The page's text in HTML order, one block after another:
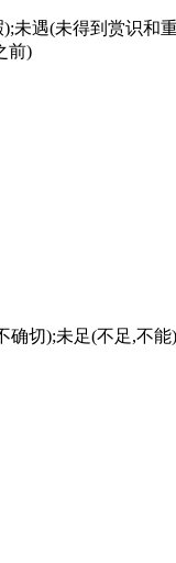
遇(未得到赏识
前)
切);未足(不足,不